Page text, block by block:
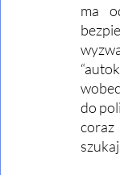
ma
do
coraz